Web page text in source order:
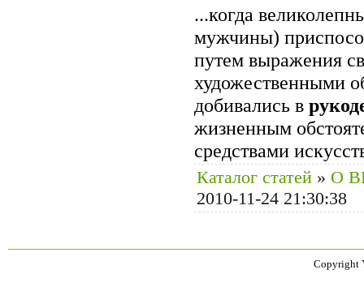
...когда
мужчины)
путем выражения
художественными
добивались в
жизненным
средствами
Каталог статей » О
2010-11-24 21:30:38
Copyright